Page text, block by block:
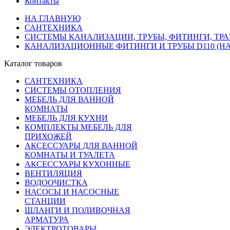
НА ГЛАВНУЮ
САНТЕХНИКА
СИСТЕМЫ КАНАЛИЗАЦИИ, ТРУБЫ, ФИТИНГИ,
КАНАЛИЗАЦИОННЫЕ ФИТИНГИ И ТРУБЫ D110
Каталог товаров
САНТЕХНИКА
СИСТЕМЫ ОТОПЛЕНИЯ
МЕБЕЛЬ ДЛЯ ВАННОЙ
КОМНАТЫ
МЕБЕЛЬ ДЛЯ КУХНИ
КОМПЛЕКТЫ МЕБЕЛЬ ДЛЯ
ПРИХОЖЕЙ
АКСЕССУАРЫ ДЛЯ ВАННОЙ
КОМНАТЫ И ТУАЛЕТА
АКСЕССУАРЫ КУХОННЫЕ
ВЕНТИЛЯЦИЯ
ВОДООЧИСТКА
НАСОСЫ И НАСОСНЫЕ
СТАНЦИИ
ШЛАНГИ И ПОЛИВОЧНАЯ
АРМАТУРА